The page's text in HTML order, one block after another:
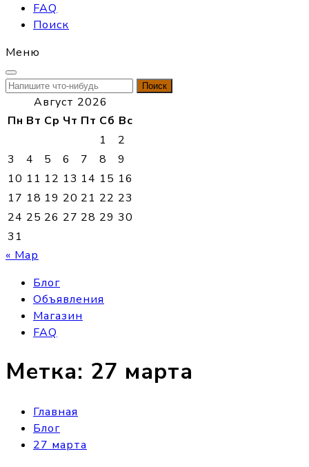
FAQ
Поиск
Меню
Найти:
Август 2026
Пн Вт Ср Чт Пт Сб Вс
1
2
3
4 5 6 7 8
9
10 11 12 13 14 15 16
17 18 19 20 21 22 23
24 25 26 27 28 29 30
31
« Мар
Блог
Объявления
Магазин
FAQ
Метка: 27 марта
Главная
Блог
27 марта